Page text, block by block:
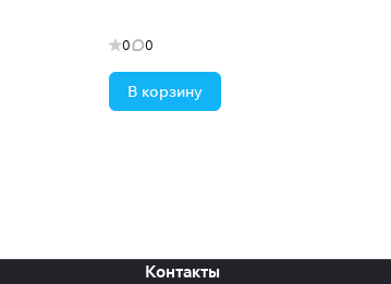
0 0
В корзину
Контакты